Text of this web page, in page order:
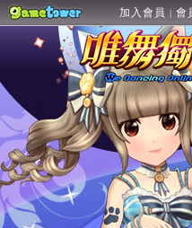
加入會員 | 會